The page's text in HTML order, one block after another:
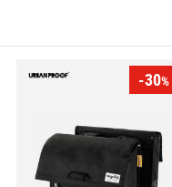
-30%